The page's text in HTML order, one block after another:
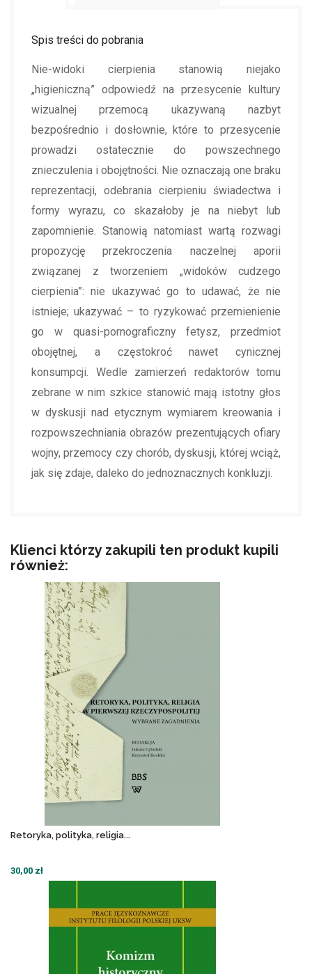
Spis treści do pobrania
Nie-widoki cierpienia stanowią niejako
„higieniczną” odpowiedź na przesycenie kultury
wizualnej przemocą ukazywaną nazbyt
bezpośrednio i dosłownie, które to przesycenie
prowadzi ostatecznie do powszechnego
znieczulenia i obojętności. Nie oznaczają one braku
reprezentacji, odebrania cierpieniu świadectwa i
formy wyrazu, co skazałoby je na niebyt lub
zapomnienie. Stanowią natomiast wartą rozwagi
propozycję przekroczenia naczelnej aporii
związanej z tworzeniem „widoków cudzego
cierpienia”: nie ukazywać go to udawać, że nie
istnieje; ukazywać – to ryzykować przemienienie
go w quasi-pornograficzny fetysz, przedmiot
obojętnej, a częstokroć nawet cynicznej
konsumpcji. Wedle zamierzeń redaktorów tomu
zebrane w nim szkice stanowić mają istotny głos
w dyskusji nad etycznym wymiarem kreowania i
rozpowszechniania obrazów prezentujących ofiary
wojny, przemocy czy chorób, dyskusji, której wciąż,
jak się zdaje, daleko do jednoznacznych konkluzji.
Klienci którzy zakupili ten produkt kupili
również:
Retoryka, polityka, religia...
30,00 zł